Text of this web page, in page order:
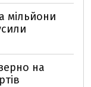
мільйони
на